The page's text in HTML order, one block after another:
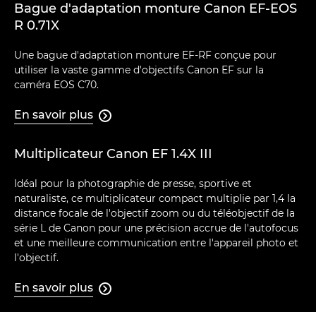
Bague d'adaptation monture Canon EF-EOS
R 0.71X
Une bague d'adaptation monture EF-RF conçue pour
utiliser la vaste gamme d'objectifs Canon EF sur la
caméra EOS C70.
En savoir plus 
Multiplicateur Canon EF 1.4X III
Idéal pour la photographie de presse, sportive et
naturaliste, ce multiplicateur compact multiplie par 1,4 la
distance focale de l'objectif zoom ou du téléobjectif de la
série L de Canon pour une précision accrue de l'autofocus
et une meilleure communication entre l'appareil photo et
l'objectif.
En savoir plus 